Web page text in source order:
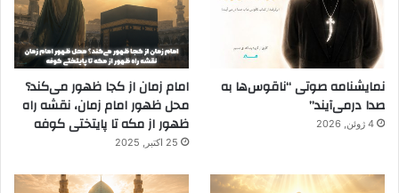
نمایشنامه صوتی “ناقوس‌ها به
صدا در‌می‌آیند”
4 ژوئن, 2026
امام زمان از کجا ظهور می‌کند؟
محل ظهور امام زمان، نقشه راه
ظهور از مکه تا پایتختی کوفه
25 اکتبر, 2025